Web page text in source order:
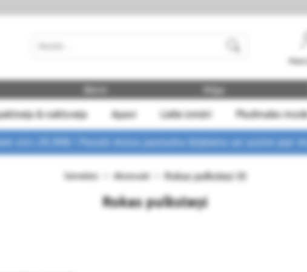
& naktsveļa Apavi Lielie izmēri Pludmales
Māja
virs 29,90€ ! Pasūti mūsu jaunumu biļetenu un uzzini par
Sievietes Aksesuāri Rokas pulksteņi
Rokas pulksteņi